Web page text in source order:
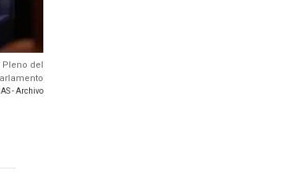
Pleno del
- Archivo